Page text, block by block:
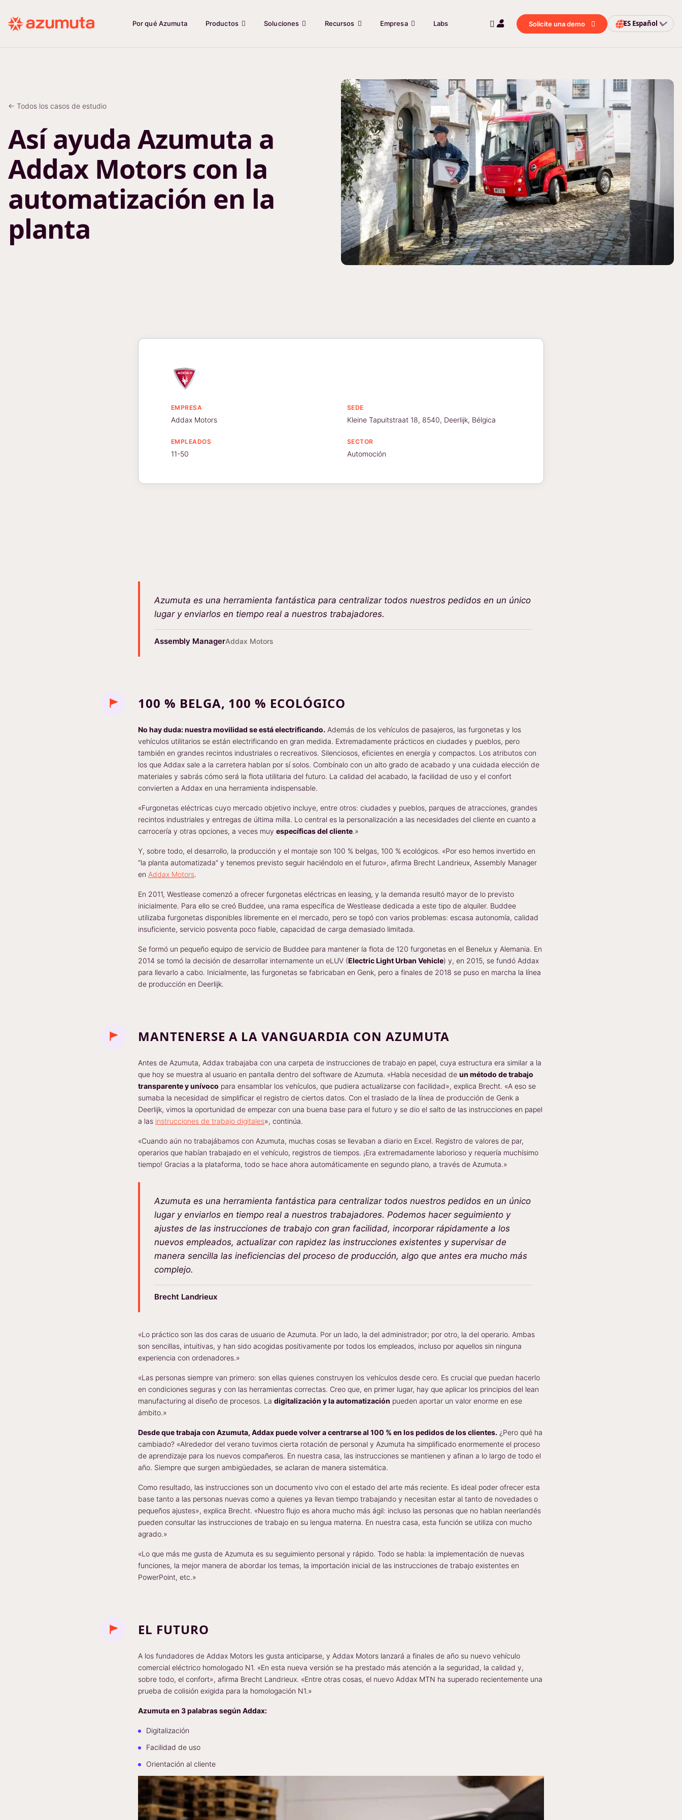
Por qué Azumuta Productos Soluciones Recursos Empresa Labs Solicite una demo ES Español
← Todos los casos de estudio
Así ayuda Azumuta a
Addax Motors con la
automatización en la
planta
EMPRESA
Addax Motors
SEDE
Kleine Tapuitstraat 18, 8540, Deerlijk, Bélgica
EMPLEADOS
11-50
SECTOR
Automoción
Azumuta es una herramienta fantástica para centralizar todos nuestros pedidos en un único
lugar y enviarlos en tiempo real a nuestros trabajadores.
Assembly ManagerAddax Motors
100 % BELGA, 100 % ECOLÓGICO
No hay duda: nuestra movilidad se está electrificando. Además de los vehículos de pasajeros, las furgonetas y los
vehículos utilitarios se están electrificando en gran medida. Extremadamente prácticos en ciudades y pueblos, pero
también en grandes recintos industriales o recreativos. Silenciosos, eficientes en energía y compactos. Los atributos con
los que Addax sale a la carretera hablan por sí solos. Combínalo con un alto grado de acabado y una cuidada elección de
materiales y sabrás cómo será la flota utilitaria del futuro. La calidad del acabado, la facilidad de uso y el confort
convierten a Addax en una herramienta indispensable.
«Furgonetas eléctricas cuyo mercado objetivo incluye, entre otros: ciudades y pueblos, parques de atracciones, grandes
recintos industriales y entregas de última milla. Lo central es la personalización a las necesidades del cliente en cuanto a
carrocería y otras opciones, a veces muy específicas del cliente.»
Y, sobre todo, el desarrollo, la producción y el montaje son 100 % belgas, 100 % ecológicos. «Por eso hemos invertido en
“la planta automatizada” y tenemos previsto seguir haciéndolo en el futuro», afirma Brecht Landrieux, Assembly Manager
en Addax Motors.
En 2011, Westlease comenzó a ofrecer furgonetas eléctricas en leasing, y la demanda resultó mayor de lo previsto
inicialmente. Para ello se creó Buddee, una rama específica de Westlease dedicada a este tipo de alquiler. Buddee
utilizaba furgonetas disponibles libremente en el mercado, pero se topó con varios problemas: escasa autonomía, calidad
insuficiente, servicio posventa poco fiable, capacidad de carga demasiado limitada.
Se formó un pequeño equipo de servicio de Buddee para mantener la flota de 120 furgonetas en el Benelux y Alemania. En
2014 se tomó la decisión de desarrollar internamente un eLUV (Electric Light Urban Vehicle) y, en 2015, se fundó Addax
para llevarlo a cabo. Inicialmente, las furgonetas se fabricaban en Genk, pero a finales de 2018 se puso en marcha la línea
de producción en Deerlijk.
MANTENERSE A LA VANGUARDIA CON AZUMUTA
Antes de Azumuta, Addax trabajaba con una carpeta de instrucciones de trabajo en papel, cuya estructura era similar a la
que hoy se muestra al usuario en pantalla dentro del software de Azumuta. «Había necesidad de un método de trabajo
transparente y unívoco para ensamblar los vehículos, que pudiera actualizarse con facilidad», explica Brecht. «A eso se
sumaba la necesidad de simplificar el registro de ciertos datos. Con el traslado de la línea de producción de Genk a
Deerlijk, vimos la oportunidad de empezar con una buena base para el futuro y se dio el salto de las instrucciones en papel
a las instrucciones de trabajo digitales», continúa.
«Cuando aún no trabajábamos con Azumuta, muchas cosas se llevaban a diario en Excel. Registro de valores de par,
operarios que habían trabajado en el vehículo, registros de tiempos. ¡Era extremadamente laborioso y requería muchísimo
tiempo! Gracias a la plataforma, todo se hace ahora automáticamente en segundo plano, a través de Azumuta.»
Azumuta es una herramienta fantástica para centralizar todos nuestros pedidos en un único
lugar y enviarlos en tiempo real a nuestros trabajadores. Podemos hacer seguimiento y
ajustes de las instrucciones de trabajo con gran facilidad, incorporar rápidamente a los
nuevos empleados, actualizar con rapidez las instrucciones existentes y supervisar de
manera sencilla las ineficiencias del proceso de producción, algo que antes era mucho más
complejo.
Brecht Landrieux
«Lo práctico son las dos caras de usuario de Azumuta. Por un lado, la del administrador; por otro, la del operario. Ambas
son sencillas, intuitivas, y han sido acogidas positivamente por todos los empleados, incluso por aquellos sin ninguna
experiencia con ordenadores.»
«Las personas siempre van primero: son ellas quienes construyen los vehículos desde cero. Es crucial que puedan hacerlo
en condiciones seguras y con las herramientas correctas. Creo que, en primer lugar, hay que aplicar los principios del lean
manufacturing al diseño de procesos. La digitalización y la automatización pueden aportar un valor enorme en ese
ámbito.»
Desde que trabaja con Azumuta, Addax puede volver a centrarse al 100 % en los pedidos de los clientes. ¿Pero qué ha
cambiado? «Alrededor del verano tuvimos cierta rotación de personal y Azumuta ha simplificado enormemente el proceso
de aprendizaje para los nuevos compañeros. En nuestra casa, las instrucciones se mantienen y afinan a lo largo de todo el
año. Siempre que surgen ambigüedades, se aclaran de manera sistemática.
Como resultado, las instrucciones son un documento vivo con el estado del arte más reciente. Es ideal poder ofrecer esta
base tanto a las personas nuevas como a quienes ya llevan tiempo trabajando y necesitan estar al tanto de novedades o
pequeños ajustes», explica Brecht. «Nuestro flujo es ahora mucho más ágil: incluso las personas que no hablan neerlandés
pueden consultar las instrucciones de trabajo en su lengua materna. En nuestra casa, esta función se utiliza con mucho
agrado.»
«Lo que más me gusta de Azumuta es su seguimiento personal y rápido. Todo se habla: la implementación de nuevas
funciones, la mejor manera de abordar los temas, la importación inicial de las instrucciones de trabajo existentes en
PowerPoint, etc.»
EL FUTURO
A los fundadores de Addax Motors les gusta anticiparse, y Addax Motors lanzará a finales de año su nuevo vehículo
comercial eléctrico homologado N1. «En esta nueva versión se ha prestado más atención a la seguridad, la calidad y,
sobre todo, el confort», afirma Brecht Landrieux. «Entre otras cosas, el nuevo Addax MTN ha superado recientemente una
prueba de colisión exigida para la homologación N1.»
Azumuta en 3 palabras según Addax:
Digitalización
Facilidad de uso
Orientación al cliente